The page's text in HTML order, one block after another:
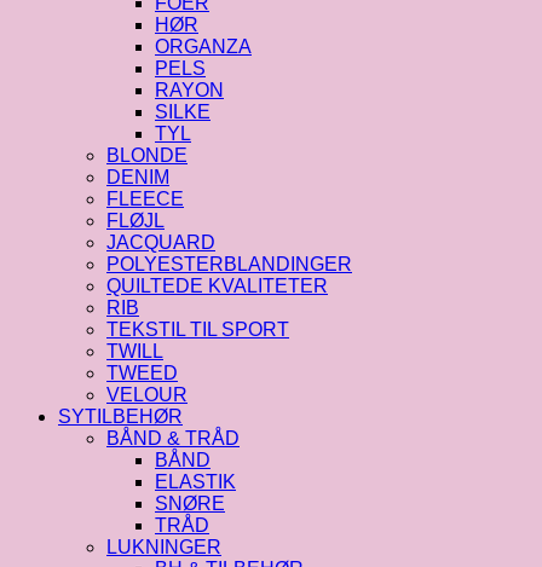
HØR
ORGANZA
PELS
RAYON
SILKE
TYL
BLONDE
DENIM
FLEECE
FLØJL
JACQUARD
POLYESTERBLANDINGER
QUILTEDE KVALITETER
RIB
TEKSTIL TIL SPORT
TWILL
TWEED
VELOUR
SYTILBEHØR
BÅND & TRÅD
BÅND
ELASTIK
SNØRE
TRÅD
LUKNINGER